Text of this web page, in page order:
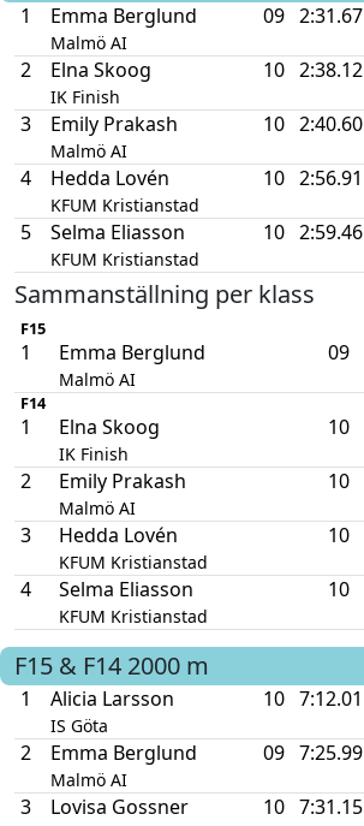
1
Emma Berglund
Malmö AI
09 2:31.67
2 Elna Skoog
IK Finish
10 2:38.12
3 Emily Prakash
Malmö AI
10 2:40.60
4 Hedda Lovén
KFUM Kristianstad
10 2:56.91
5 Selma Eliasson
KFUM Kristianstad
10 2:59.46
Sammanställning per klass
F15
1 Emma Berglund
Malmö AI
09
F14
1 Elna Skoog
IK Finish
10
2 Emily Prakash
Malmö AI
10
3 Hedda Lovén
KFUM Kristianstad
10
4 Selma Eliasson
KFUM Kristianstad
10
F15 & F14 2000 m
1
Alicia Larsson
IS Göta
10 7:12.01
2 Emma Berglund
Malmö AI
09 7:25.99
3 Lovisa Gossner 10 7:31.15